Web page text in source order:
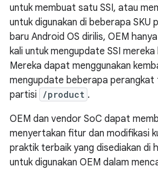
untuk membuat satu SSI, atau
untuk digunakan di beberapa SKU
baru Android OS dirilis, OEM
kali untuk mengupdate SSI
Mereka dapat menggunakan
mengupdate beberapa perangkat
partisi
/product .
OEM dan vendor SoC dapat
menyertakan fitur dan modifikasi
praktik terbaik yang disediakan di
untuk digunakan OEM dalam